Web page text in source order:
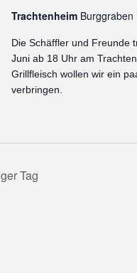
Trachtenheim
Die Schäffler und Freunde
Juni ab 18 Uhr am
Grillfleisch wollen wir ein
verbringen.
Tag